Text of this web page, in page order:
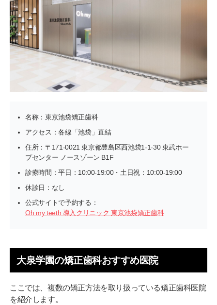
名称：東京池袋矯正歯科
アクセス：各線「池袋」直結
住所：〒171-0021 東京都豊島区西池袋1-1-30 東武ホー
プセンター ノースゾーン B1F
診療時間：平日：10:00-19:00・土日祝：10:00-19:00
休診日：なし
公式サイトで予約する：
Oh my teeth 導入クリニック 東京池袋矯正歯科
大泉学園の矯正歯科おすすめ医院
ここでは、複数の矯正方法を取り扱っている矯正歯科医院
を紹介します。